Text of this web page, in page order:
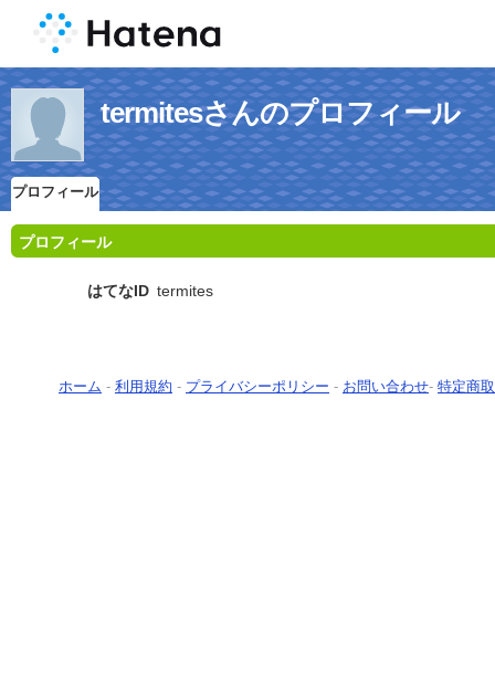
termitesさんのプロフィール
プロフィール
プロフィール
はてなID termites
ホーム - 利用規約 - プライバシーポリシー - お問い合わせ- 特定商